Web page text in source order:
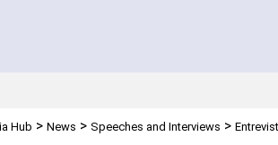
Hub > News > Speeches and Interviews >